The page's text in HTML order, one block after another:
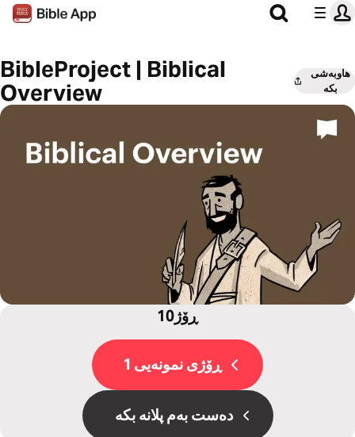
BibleProject | Biblical
Overview
هاوبەشی
بکە
10ڕۆژ
ڕۆژی نمونەیی 1
دەست بەم پلانە بکە